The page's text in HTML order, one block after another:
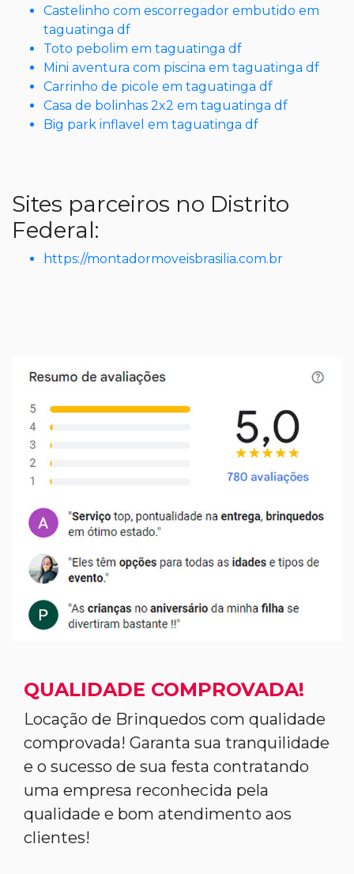
Castelinho com escorregador embutido em
taguatinga df
Toto pebolim em taguatinga df
Mini aventura com piscina em taguatinga df
Carrinho de picole em taguatinga df
Casa de bolinhas 2x2 em taguatinga df
Big park inflavel em taguatinga df
Sites parceiros no Distrito
Federal:
https://montadormoveisbrasilia.com.br
QUALIDADE COMPROVADA!
Locação de Brinquedos com qualidade
comprovada! Garanta sua tranquilidade
e o sucesso de sua festa contratando
uma empresa reconhecida pela
qualidade e bom atendimento aos
clientes!